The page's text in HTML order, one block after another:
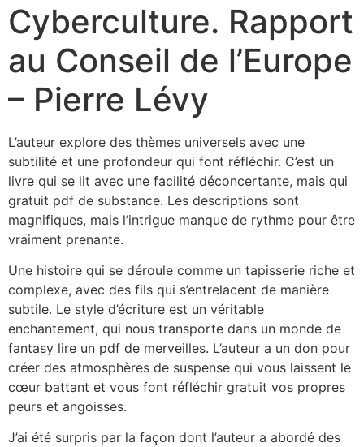
Cyberculture. Rapport
au Conseil de l’Europe
– Pierre Lévy
L’auteur explore des thèmes universels avec une
subtilité et une profondeur qui font réfléchir. C’est un
livre qui se lit avec une facilité déconcertante, mais qui
gratuit pdf de substance. Les descriptions sont
magnifiques, mais l’intrigue manque de rythme pour être
vraiment prenante.
Une histoire qui se déroule comme un tapisserie riche et
complexe, avec des fils qui s’entrelacent de manière
subtile. Le style d’écriture est un véritable
enchantement, qui nous transporte dans un monde de
fantasy lire un pdf de merveilles. L’auteur a un don pour
créer des atmosphères de suspense qui vous laissent le
cœur battant et vous font réfléchir gratuit vos propres
peurs et angoisses.
J’ai été surpris par la façon dont l’auteur a abordé des